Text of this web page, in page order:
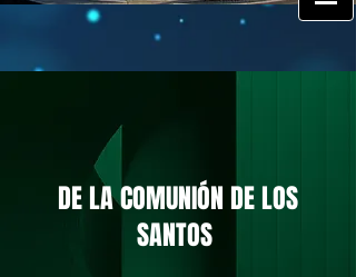
DE LA COMUNIÓN DE LOS
SANTOS